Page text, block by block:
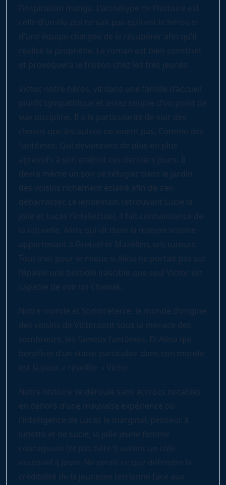
l’inspiration manga. L’archétype de l’histoire est
celle d’un élu qui ne sait pas qu’il est le héros et
d’une équipe chargée de le récupérer afin qu’il
réalise la prophétie. Le roman est bien construit
et provoquera le frisson chez les très jeunes.
Victor, notre héros, vit dans une famille d’accueil
plutôt sympathique et assez souple d’un point de
vue discipline. Il a la particularité de voir des
choses que les autres ne voient pas. Comme des
fantômes. Qui deviennent de plus en plus
agressifs à son endroit ces derniers jours. Il
devra même un soir se réfugier dans le jardin
des voisins richement éclairé afin de s’en
débarrasser. Le lendemain retrouvant Lucie la
jolie et Lucas l’intellectuel, il fait connaissance de
la nouvelle, Alina qui vit dans la maison voisine
appartenant à Gretzel et Mazélien, ses tuteurs.
Tout irait pour le mieux si Alina ne portait pas sur
l’épaule une bestiole irascible que seul Victor est
capable de voir un Chawak.
Notre monde et Sombreterre, le monde d’origine
des voisins de Victor,sont sous la menace des
zombreurs, les fameux fantômes. Et Alina qui
bénéficie d’un statut particulier dans son monde
est là pour « réveiller » Victor.
Notre histoire se déroule sans accrocs notables
en dehors d’une mauvaise expérience où
l’intelligence de Lucas le marginal, penseur à
lunette et de Lucie, la jolie jeune femme
courageuse (et pas bête !) auront un rôle
essentiel à jouer. Ne serait-ce que défendre la
crédibilité de la jeunesse terrienne face aux